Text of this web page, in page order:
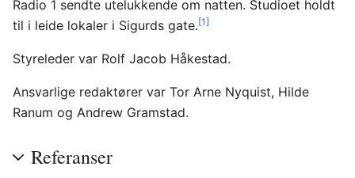
Radio 1 sendte utelukkende om natten. Studioet holdt
til i leide lokaler i Sigurds gate.[1]
Styreleder var Rolf Jacob Håkestad.
Ansvarlige redaktører var Tor Arne Nyquist, Hilde
Ranum og Andrew Gramstad.
Referanser